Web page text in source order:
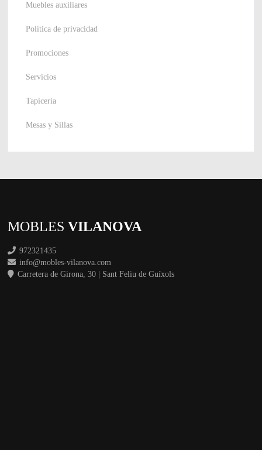
Muebles auxiliares
Política de privacidad
Promociones
Servicios
Tapicería
Mesas y Sillas
MOBLES VILANOVA
972321435
info@mobles-vilanova.com
Carretera de Girona, 30 | Sant Feliu de Guíxols